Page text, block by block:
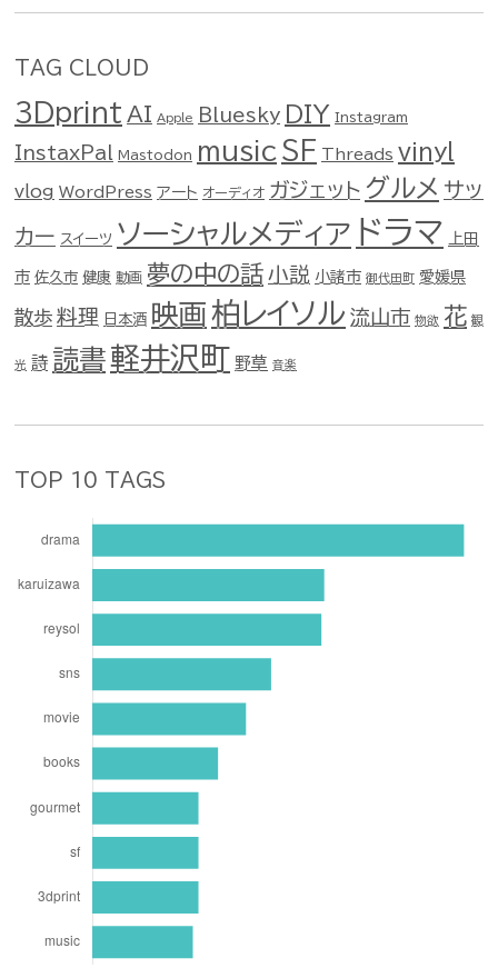
TAG CLOUD
3Dprint AI Apple Bluesky DIY Instagram
InstaxPal Mastodon music SF Threads vinyl
vlog WordPress アート オーディオ ガジェット グルメ サッ
カー スイーツ ソーシャルメディア ドラマ 上田
市 佐久市 健康 動画 夢の中の話 小説 小諸市 御代田町 愛媛県
散歩 料理 日本酒 映画 柏レイソル 流山市 物欲 花 観
光 詩 読書軽井沢町 野草 音楽
TOP 10 TAGS